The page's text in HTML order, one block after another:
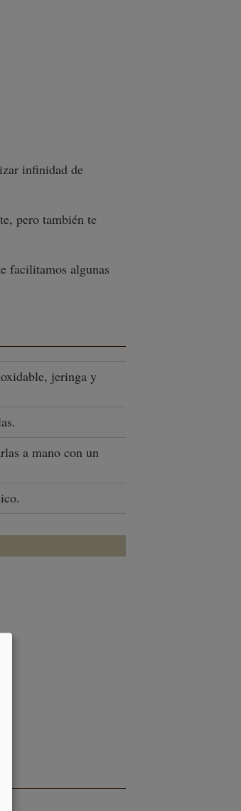
infinidad de
pero también te
facilitamos algunas
jeringa y
a mano con un